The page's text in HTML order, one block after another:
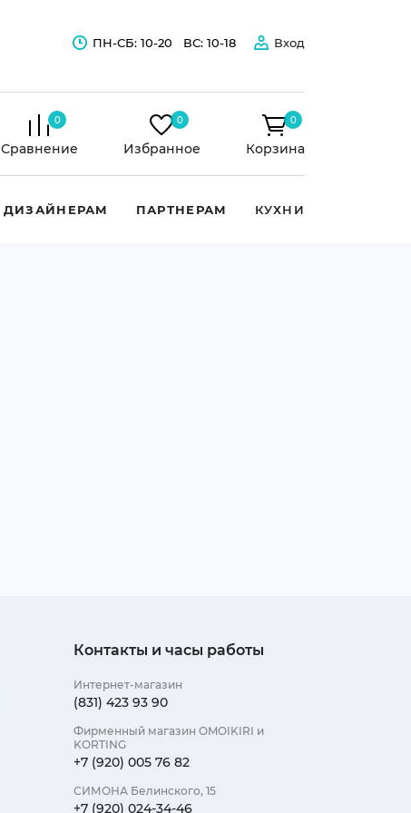
ПН-СБ: 10-20 ВС: 10-18 Вход
Сравнение
0
Избранное
0
Корзина
0
ДИЗАЙНЕРАМ ПАРТНЕРАМ КУХНИ
Контакты и часы работы
Интернет-магазин
(831) 423 93 90
Фирменный магазин OMOIKIRI и
KORTING
+7 (920) 005 76 82
СИМОНА Белинского, 15
+7 (920) 024-34-46